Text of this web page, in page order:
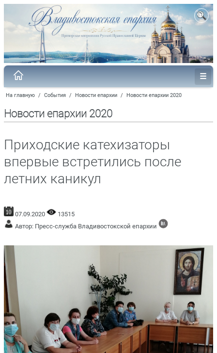
На главную / События / Новости епархии / Новости епархии 2020
Новости епархии 2020
Приходские катехизаторы
впервые встретились после
летних каникул
07.09.2020
13515
Автор: Пресс-служба Владивостокской епархии